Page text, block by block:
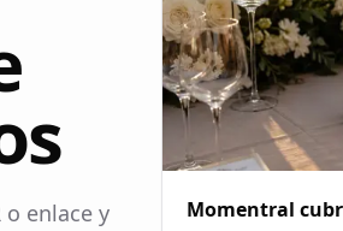
enlace y
Momentral